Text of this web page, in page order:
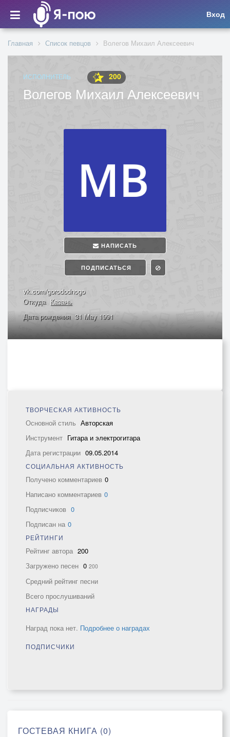
Вход
Главная Список певцов Волегов Михаил Алексеевич
ИСПОЛНИТЕЛЬ 200
Волегов Михаил Алексеевич
НАПИСАТЬ
ПОДПИСАТЬСЯ
vk.com/gorododnogo
Откуда Казань
Дата рождения 31 May 1991
ТВОРЧЕСКАЯ АКТИВНОСТЬ
Основной стиль Авторская
Инструмент Гитара и электрогитара
Дата регистрации 09.05.2014
СОЦИАЛЬНАЯ АКТИВНОСТЬ
Получено комментариев 0
Написано комментариев 0
Подписчиков 0
Подписан на 0
РЕЙТИНГИ
Рейтинг автора 200
Загружено песен 0 200
Средний рейтинг песни
Всего прослушиваний
НАГРАДЫ
Наград пока нет. Подробнее о наградах
ПОДПИСЧИКИ
ГОСТЕВАЯ КНИГА (0)